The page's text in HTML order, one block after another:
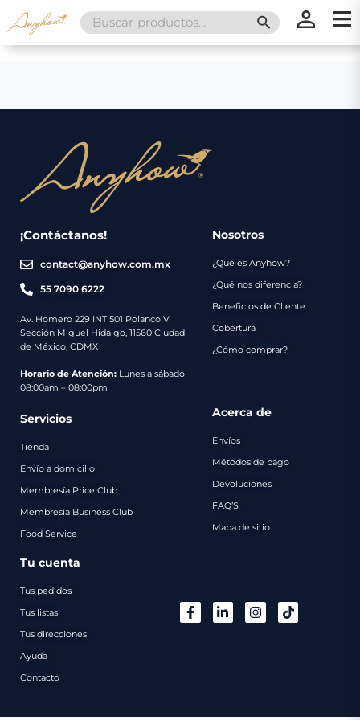
Search
for:
SEARCH
¡Contáctanos!
contact@anyhow.com.mx
55 7090 6222
Av. Homero 229 INT 501 Polanco V
Sección Miguel Hidalgo, 11560 Ciudad
de México, CDMX
Horario de Atención: Lunes a sábado
08:00am – 08:00pm
Nosotros
¿Qué es Anyhow?
¿Qué nos diferencia?
Beneficios de Cliente
Cobertura
¿Cómo comprar?
Servicios
Tienda
Envío a domicilio
Membresía Price Club
Membresía Business Club
Food Service
Acerca de
Envíos
Métodos de pago
Devoluciones
FAQ’S
Mapa de sitio
Tu cuenta
Tus pedidos
Tus listas
Tus direcciones
Ayuda
Contacto
Nosotros
Servicios
Envíos
Métodos
de
Catálogo
Regalos
Contacto